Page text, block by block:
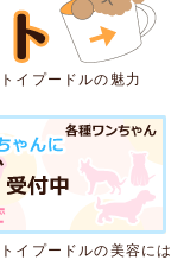
イプードルの魅力
イプードルの美容には